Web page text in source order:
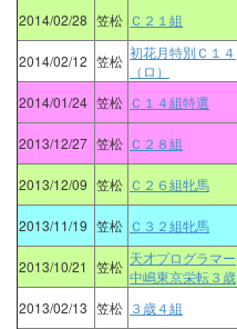
2014/02/28 笠松 Ｃ２１組
2014/02/12 笠松 初花月特別Ｃ１４
（ロ）
2014/01/24 笠松 Ｃ１４組特選
2013/12/27 笠松 Ｃ２８組
2013/12/09 笠松 Ｃ２６組牝馬
2013/11/19 笠松 Ｃ３２組牝馬
2013/10/21 笠松 天才プログラマー
中嶋東京栄転３歳
2013/02/13 笠松 ３歳４組